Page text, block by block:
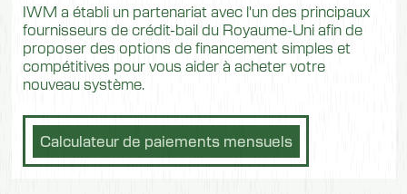
IWM a établi un partenariat avec l'un des principaux
fournisseurs de crédit-bail du Royaume-Uni afin de
proposer des options de financement simples et
compétitives pour vous aider à acheter votre
nouveau système.
Calculateur de paiements mensuels